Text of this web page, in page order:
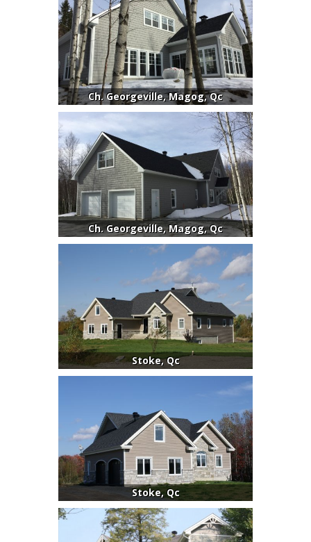
Ch. Georgeville, Magog, Qc
Ch. Georgeville, Magog, Qc
Stoke, Qc
Stoke, Qc